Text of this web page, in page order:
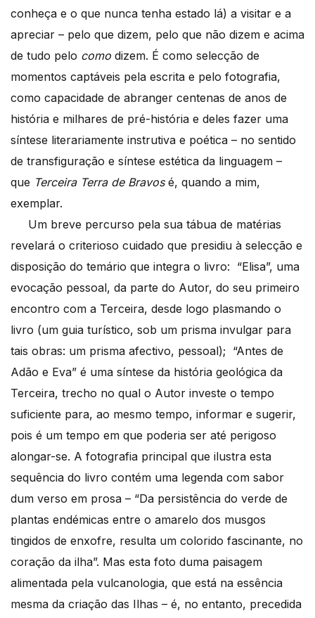
conheça e o que nunca tenha estado lá) a visitar e a
apreciar – pelo que dizem, pelo que não dizem e acima
de tudo pelo como dizem. É como selecção de
momentos captáveis pela escrita e pelo fotografia,
como capacidade de abranger centenas de anos de
história e milhares de pré-história e deles fazer uma
síntese literariamente instrutiva e poética – no sentido
de transfiguração e síntese estética da linguagem –
que Terceira Terra de Bravos é, quando a mim,
exemplar.
Um breve percurso pela sua tábua de matérias
revelará o criterioso cuidado que presidiu à selecção e
disposição do temário que integra o livro: “Elisa”, uma
evocação pessoal, da parte do Autor, do seu primeiro
encontro com a Terceira, desde logo plasmando o
livro (um guia turístico, sob um prisma invulgar para
tais obras: um prisma afectivo, pessoal); “Antes de
Adão e Eva” é uma síntese da história geológica da
Terceira, trecho no qual o Autor investe o tempo
suficiente para, ao mesmo tempo, informar e sugerir,
pois é um tempo em que poderia ser até perigoso
alongar-se. A fotografia principal que ilustra esta
sequência do livro contém uma legenda com sabor
dum verso em prosa – “Da persistência do verde de
plantas endémicas entre o amarelo dos musgos
tingidos de enxofre, resulta um colorido fascinante, no
coração da ilha”. Mas esta foto duma paisagem
alimentada pela vulcanologia, que está na essência
mesma da criação das Ilhas – é, no entanto, precedida